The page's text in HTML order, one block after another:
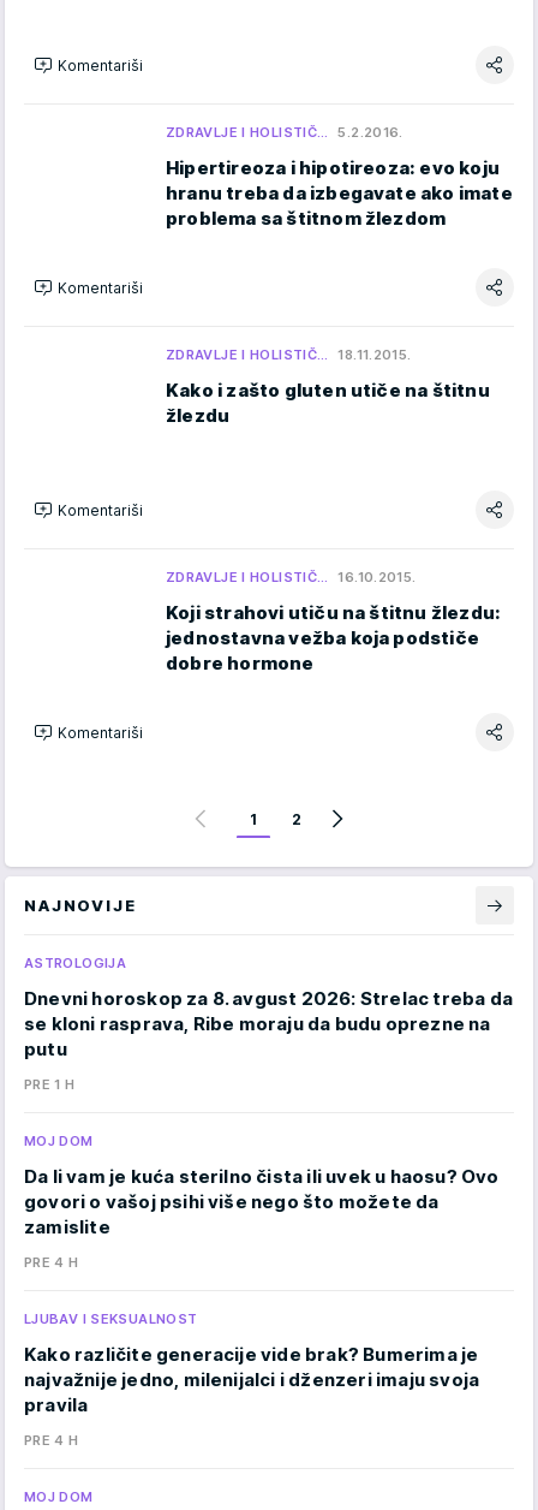
Komentariši
ZDRAVLJE I HOLISTIČ… 5.2.2016.
Hipertireoza i hipotireoza: evo koju
hranu treba da izbegavate ako imate
problema sa štitnom žlezdom
Komentariši
ZDRAVLJE I HOLISTIČ… 18.11.2015.
Kako i zašto gluten utiče na štitnu
žlezdu
Komentariši
ZDRAVLJE I HOLISTIČ… 16.10.2015.
Koji strahovi utiču na štitnu žlezdu:
jednostavna vežba koja podstiče
dobre hormone
Komentariši
1 2
NAJNOVIJE
ASTROLOGIJA
Dnevni horoskop za 8. avgust 2026: Strelac treba da
se kloni rasprava, Ribe moraju da budu oprezne na
putu
PRE 1 H
MOJ DOM
Da li vam je kuća sterilno čista ili uvek u haosu? Ovo
govori o vašoj psihi više nego što možete da
zamislite
PRE 4 H
LJUBAV I SEKSUALNOST
Kako različite generacije vide brak? Bumerima je
najvažnije jedno, milenijalci i dženzeri imaju svoja
pravila
PRE 4 H
MOJ DOM